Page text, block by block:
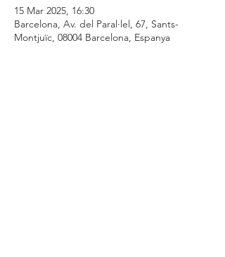
15 Mar 2025, 16:30
Barcelona, Av. del Paral·lel, 67, Sants-
Montjuïc, 08004 Barcelona, Espanya